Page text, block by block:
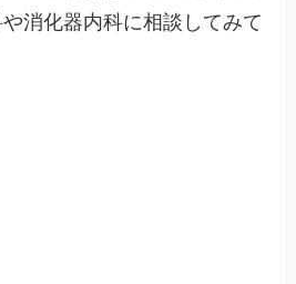
消化器内科に相談してみて